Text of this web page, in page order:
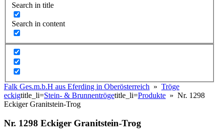
Search in title
Search in content
Falk Ges.m.b.H aus Eferding in Oberösterreich » Tröge
eckigtitle_li=Stein- & Brunnentrögetitle_li=Produkte » Nr. 1298
Eckiger Granitstein-Trog
Nr. 1298 Eckiger Granitstein-Trog